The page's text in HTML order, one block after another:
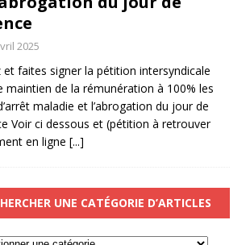
2025
et faites signer la pétition intersyndicale
maintien de la rémunération à 100% les
maladie et l’abrogation du jour de
Voir ci dessous et (pétition à retrouver
en ligne [...]
UNE CATÉGORIE D’ARTICLES